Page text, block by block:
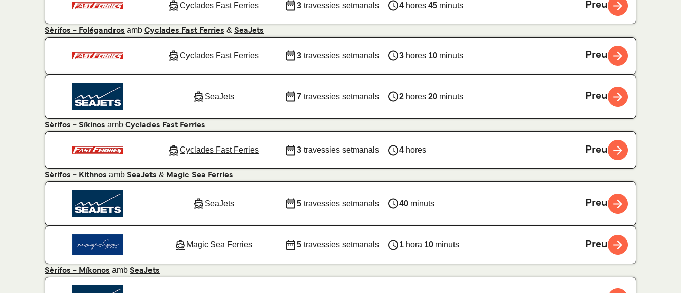
Cyclades Fast Ferries 3 travessies setmanals 4 hores 45 minuts Preu
Sèrifos - Folégandros amb Cyclades Fast Ferries & SeaJets
Cyclades Fast Ferries 3 travessies setmanals 3 hores 10 minuts Preu
SeaJets 7 travessies setmanals 2 hores 20 minuts Preu
Sèrifos - Síkinos amb Cyclades Fast Ferries
Cyclades Fast Ferries 3 travessies setmanals 4 hores Preu
Sèrifos - Kithnos amb SeaJets & Magic Sea Ferries
SeaJets 5 travessies setmanals 40 minuts Preu
Magic Sea Ferries 5 travessies setmanals 1 hora 10 minuts Preu
Sèrifos - Míkonos amb SeaJets